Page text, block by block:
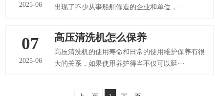
2025-06
出现了不少从事船舶修造的企业和单位，···
07
2025-06
高压清洗机怎么保养
高压清洗机的使用寿命和日常的使用维护保养有很
大的关系，如果使用养护得当不仅可以延···